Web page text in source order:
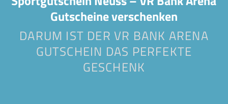
Gutscheine verschenken
DARUM IST DER VR BANK ARENA
GUTSCHEIN DAS PERFEKTE
GESCHENK